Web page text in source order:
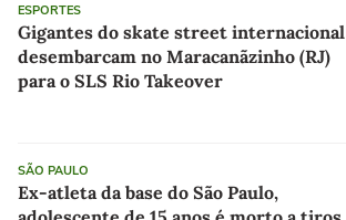
ESPORTES
Gigantes do skate street internacional
desembarcam no Maracanãzinho (RJ)
para o SLS Rio Takeover
SÃO PAULO
Ex-atleta da base do São Paulo,